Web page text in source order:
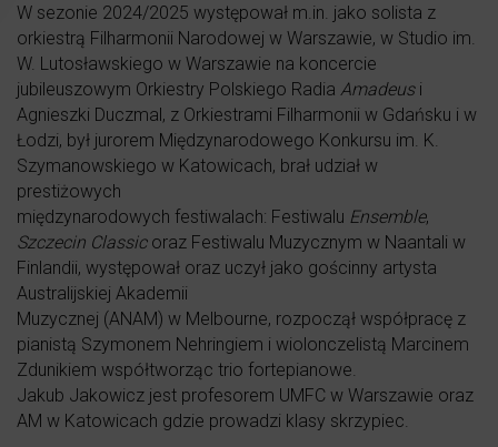
W sezonie 2024/2025 występował m.in. jako solista z
orkiestrą Filharmonii Narodowej w Warszawie, w Studio im.
W. Lutosławskiego w Warszawie na koncercie
jubileuszowym Orkiestry Polskiego Radia Amadeusi
Agnieszki Duczmal, z Orkiestrami Filharmonii w Gdańsku i w
Łodzi, był jurorem Międzynarodowego Konkursu im. K.
Szymanowskiego w Katowicach, brał udział w
prestiżowych
międzynarodowych festiwalach: Festiwalu Ensemble,
Szczecin Classicoraz Festiwalu Muzycznym w Naantali w
Finlandii, występował oraz uczył jako gościnny artysta
Australijskiej Akademii
Muzycznej (ANAM) w Melbourne, rozpoczął współpracę z
pianistą Szymonem Nehringiem i wiolonczelistą Marcinem
Zdunikiem współtworząc trio fortepianowe.
Jakub Jakowicz jest profesorem UMFC w Warszawie oraz
AM w Katowicach gdzie prowadzi klasy skrzypiec.